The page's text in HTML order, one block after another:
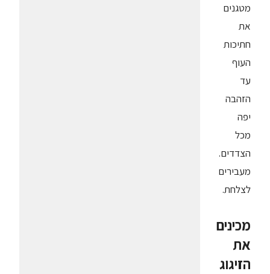
מטגנים
את
חתיכות
העוף
עד
הזהבה
יפה
מכל
הצדדים.
מעבירים
לצלחת.
מכינים
את
הזיגוג